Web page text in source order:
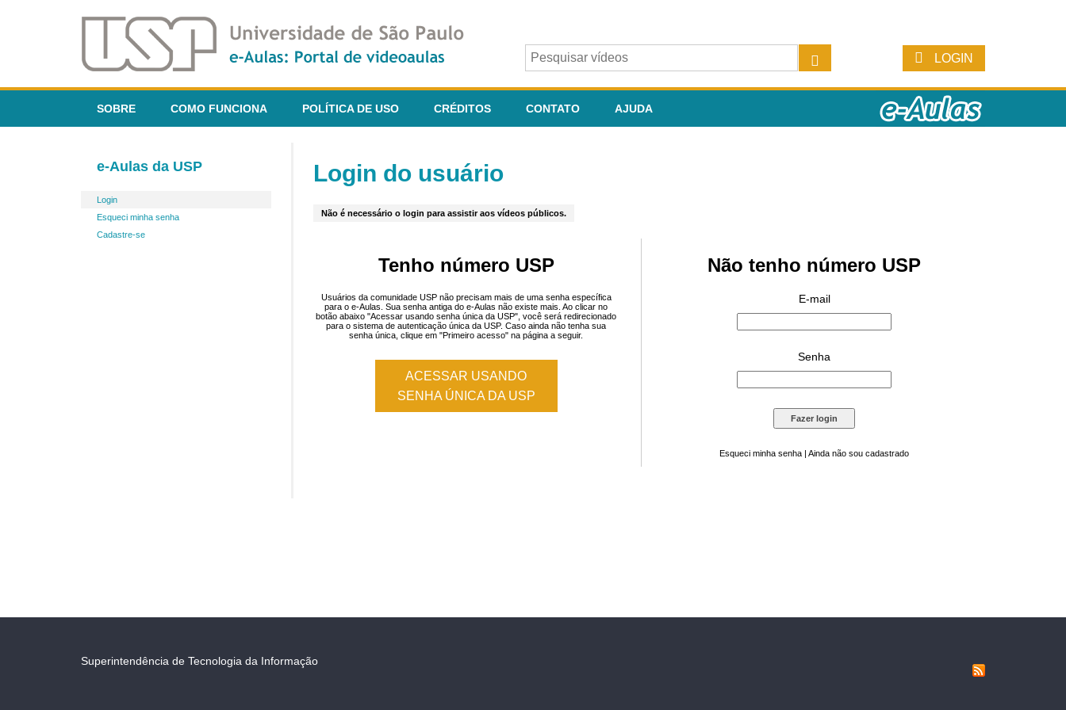
LOGIN
SOBRE COMO FUNCIONA POLÍTICA DE USO CRÉDITOS CONTATO AJUDA
e-Aulas da USP
Login
Esqueci minha senha
Cadastre-se
Login do usuário
Não é necessário o login para assistir aos vídeos públicos.
Tenho número USP
Usuários da comunidade USP não precisam mais de uma senha específica
para o e-Aulas. Sua senha antiga do e-Aulas não existe mais. Ao clicar no
botão abaixo "Acessar usando senha única da USP", você será redirecionado
para o sistema de autenticação única da USP. Caso ainda não tenha sua
senha única, clique em "Primeiro acesso" na página a seguir.
ACESSAR USANDO
SENHA ÚNICA DA USP
Não tenho número USP
E-mail
Senha
Esqueci minha senha | Ainda não sou cadastrado
Superintendência de Tecnologia da Informação